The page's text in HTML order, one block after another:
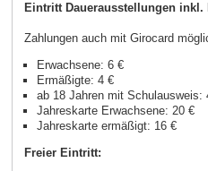
Eintritt Dauerausstellungen
Zahlungen auch mit Girocard
Erwachsene: 6 €
Ermäßigte: 4 €
ab 18 Jahren mit Schulausweis:
Jahreskarte Erwachsene: 20 €
Jahreskarte ermäßigt: 16 €
Freier Eintritt: